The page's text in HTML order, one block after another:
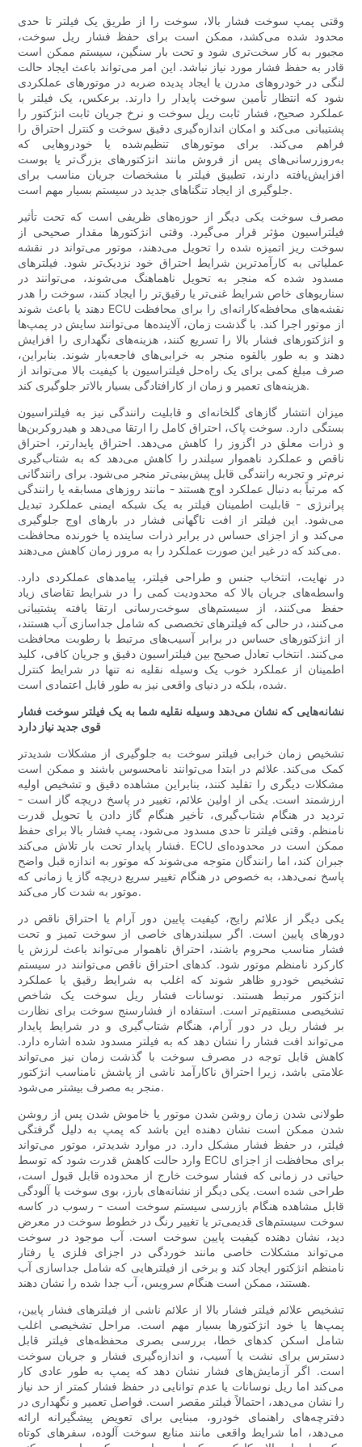
وقتی پمپ سوخت فشار بالا، سوخت را از طریق یک فیلتر تا حدی
محدود شده می‌کشد، ممکن است برای حفظ فشار ریل سوخت،
مجبور به کار سخت‌تری شود و تحت بار سنگین، سیستم ممکن است
قادر به حفظ فشار مورد نیاز نباشد. این امر می‌تواند باعث ایجاد حالت
لنگی در خودروهای مدرن یا ایجاد پدیده ضربه در موتورهای عملکردی
شود که انتظار تأمین سوخت پایدار را دارند. برعکس، یک فیلتر با
عملکرد صحیح، فشار ثابت ریل سوخت و نرخ جریان ثابت انژکتور را
پشتیبانی می‌کند و امکان اندازه‌گیری دقیق سوخت و کنترل احتراق را
فراهم می‌کند. برای موتورهای تنظیم‌شده یا خودروهایی که
به‌روزرسانی‌های پس از فروش مانند انژکتورهای بزرگ‌تر یا بوست
افزایش‌یافته دارند، تطبیق فیلتر با مشخصات جریان مناسب برای
جلوگیری از ایجاد تنگناهای جدید در سیستم بسیار مهم است.
مصرف سوخت یکی دیگر از حوزه‌های ظریفی است که تحت تأثیر
فیلتراسیون مؤثر قرار می‌گیرد. وقتی انژکتورها مقدار صحیحی از
سوخت ریز اتمیزه شده را تحویل می‌دهند، موتور می‌تواند در نقشه
عملیاتی به کارآمدترین شرایط احتراق خود نزدیک‌تر شود. فیلترهای
مسدود شده که منجر به تحویل ناهماهنگ می‌شوند، می‌توانند در
سناریوهای خاص شرایط غنی‌تر یا رقیق‌تر را ایجاد کنند، سوخت را هدر
دهند یا باعث شوند ECU نقشه‌های محافظه‌کارانه‌ای را برای محافظت
از موتور اجرا کند. با گذشت زمان، آلاینده‌ها می‌توانند سایش در پمپ‌ها
و انژکتورهای فشار بالا را تسریع کنند، هزینه‌های نگهداری را افزایش
دهند و به طور بالقوه منجر به خرابی‌های فاجعه‌بار شوند. بنابراین،
صرف مبلغ کمی برای یک راه‌حل فیلتراسیون با کیفیت بالا می‌تواند از
هزینه‌های تعمیر و زمان از کارافتادگی بسیار بالاتر جلوگیری کند.
میزان انتشار گازهای گلخانه‌ای و قابلیت رانندگی نیز به فیلتراسیون
بستگی دارد. سوخت پاک، احتراق کامل را ارتقا می‌دهد و هیدروکربن‌ها
و ذرات معلق در اگزوز را کاهش می‌دهد. احتراق پایدارتر، احتراق
ناقص و عملکرد ناهموار سیلندر را کاهش می‌دهد که به شتاب‌گیری
نرم‌تر و تجربه رانندگی قابل پیش‌بینی‌تر منجر می‌شود. برای رانندگانی
که مرتباً به دنبال عملکرد اوج هستند - مانند روزهای مسابقه یا رانندگی
پرانرژی - قابلیت اطمینان فیلتر به یک شبکه ایمنی عملکرد تبدیل
می‌شود. این فیلتر از افت ناگهانی فشار در بارهای اوج جلوگیری
می‌کند و از اجزای حساس در برابر ذرات ساینده یا خورنده محافظت
می‌کند که در غیر این صورت عملکرد را به مرور زمان کاهش می‌دهند.
در نهایت، انتخاب جنس و طراحی فیلتر، پیامدهای عملکردی دارد.
واسطه‌های جریان بالا که محدودیت کمی را در شرایط تقاضای زیاد
حفظ می‌کنند، از سیستم‌های سوخت‌رسانی ارتقا یافته پشتیبانی
می‌کنند، در حالی که فیلترهای تخصصی که شامل جداسازی آب هستند،
از انژکتورهای حساس در برابر آسیب‌های مرتبط با رطوبت محافظت
می‌کنند. انتخاب تعادل صحیح بین فیلتراسیون دقیق و جریان کافی، کلید
اطمینان از عملکرد خوب یک وسیله نقلیه نه تنها در شرایط کنترل
شده، بلکه در دنیای واقعی نیز به طور قابل اعتمادی است.
نشانه‌هایی که نشان می‌دهد وسیله نقلیه شما به یک فیلتر سوخت فشار
قوی جدید نیاز دارد
تشخیص زمان خرابی فیلتر سوخت به جلوگیری از مشکلات شدیدتر
کمک می‌کند. علائم در ابتدا می‌توانند نامحسوس باشند و ممکن است
مشکلات دیگری را تقلید کنند، بنابراین مشاهده دقیق و تشخیص اولیه
ارزشمند است. یکی از اولین علائم، تغییر در پاسخ دریچه گاز است -
تردید در هنگام شتاب‌گیری، تأخیر هنگام گاز دادن یا تحویل قدرت
نامنظم. وقتی فیلتر تا حدی مسدود می‌شود، پمپ فشار بالا برای حفظ
فشار پایدار تحت بار تلاش می‌کند. ECU ممکن است در محدوده‌ای
جبران کند، اما رانندگان متوجه می‌شوند که موتور به اندازه قبل واضح
پاسخ نمی‌دهد، به خصوص در هنگام تغییر سریع دریچه گاز یا زمانی که
موتور به شدت کار می‌کند.
یکی دیگر از علائم رایج، کیفیت پایین دور آرام یا احتراق ناقص در
دورهای پایین است. اگر سیلندرهای خاصی از سوخت تمیز و تحت
فشار مناسب محروم باشند، احتراق ناهموار می‌تواند باعث لرزش یا
کارکرد نامنظم موتور شود. کدهای احتراق ناقص می‌توانند در سیستم
تشخیص خودرو ظاهر شوند که اغلب به شرایط رقیق یا عملکرد
انژکتور مرتبط هستند. نوسانات فشار ریل سوخت یک شاخص
تشخیصی مستقیم‌تر است. استفاده از فشارسنج سوخت برای نظارت
بر فشار ریل در دور آرام، هنگام شتاب‌گیری و در شرایط پایدار
می‌تواند افت فشار را نشان دهد که به فیلتر مسدود شده اشاره دارد.
کاهش قابل توجه در مصرف سوخت با گذشت زمان نیز می‌تواند
علامتی باشد، زیرا احتراق ناکارآمد ناشی از پاشش نامناسب انژکتور
منجر به مصرف بیشتر می‌شود.
طولانی شدن زمان روشن شدن موتور یا خاموش شدن پس از روشن
شدن ممکن است نشان دهنده این باشد که پمپ به دلیل گرفتگی
فیلتر، در حفظ فشار مشکل دارد. در موارد شدیدتر، موتور می‌تواند
وارد حالت کاهش قدرت شود که توسط ECU برای محافظت از اجزای
حیاتی در زمانی که فشار سوخت خارج از محدوده قابل قبول است،
طراحی شده است. یکی دیگر از نشانه‌های بارز، بوی سوخت یا آلودگی
قابل مشاهده هنگام بازرسی سیستم سوخت است - رسوب در کاسه
سوخت سیستم‌های قدیمی‌تر یا تغییر رنگ در خطوط سوخت در معرض
دید، نشان دهنده کیفیت پایین سوخت است. آب موجود در سوخت
می‌تواند مشکلات خاصی مانند خوردگی در اجزای فلزی یا رفتار
نامنظم انژکتور ایجاد کند و برخی از فیلترهایی که شامل جداسازی آب
هستند، ممکن است هنگام سرویس، آب جدا شده را نشان دهند.
تشخیص علائم فیلتر فشار بالا از علائم ناشی از فیلترهای فشار پایین،
پمپ‌ها یا خود انژکتورها بسیار مهم است. مراحل تشخیصی اغلب
شامل اسکن کدهای خطا، بررسی بصری محفظه‌های فیلتر قابل
دسترس برای نشت یا آسیب، و اندازه‌گیری فشار و جریان سوخت
است. اگر آزمایش‌های فشار نشان دهد که پمپ به طور عادی کار
می‌کند اما ریل نوسانات یا عدم توانایی در حفظ فشار کمتر از حد نیاز
را نشان می‌دهد، احتمالاً فیلتر مقصر است. فواصل تعمیر و نگهداری در
دفترچه‌های راهنمای خودرو، مبنایی برای تعویض پیشگیرانه ارائه
می‌دهد، اما شرایط واقعی مانند منابع سوخت آلوده، سفرهای کوتاه